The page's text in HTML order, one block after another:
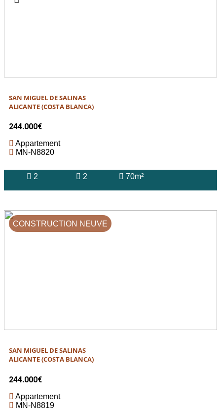
SAN MIGUEL DE SALINAS
ALICANTE (COSTA BLANCA)
244.000€
Appartement
MN-N8820
2 2 70m²
CONSTRUCTION NEUVE
SAN MIGUEL DE SALINAS
ALICANTE (COSTA BLANCA)
244.000€
Appartement
MN-N8819